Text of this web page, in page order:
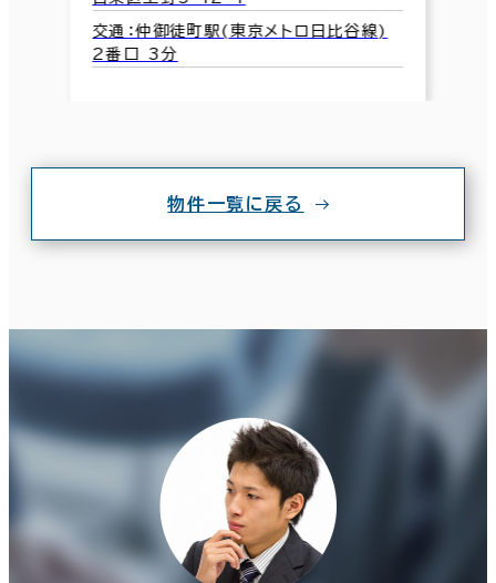
交通：仲御徒町駅(東京メトロ日比谷線)
2番口 3分
物件一覧に戻る